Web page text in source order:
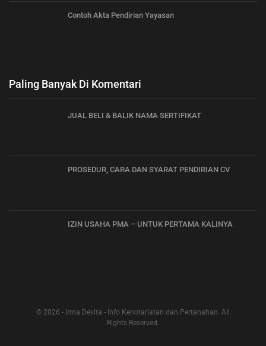
Contoh Akta Pendirian Yayasan
Paling Banyak Di Komentari
JUAL BELI & BALIK NAMA SERTIFIKAT
PROSEDUR, CARA DAN SYARAT PENDIRIAN CV
IZIN USAHA PMA – UNTUK PERTAMA KALINYA
© 2026 - Irma Devita - Info Kenotariatan dan Pertanahan. All
Rights Reserved.